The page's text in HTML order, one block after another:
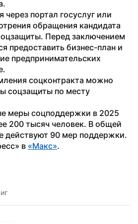
через портал госуслуг или
обращения кандидата
Перед заключением
предоставить бизнес-план и
предпринимательских
соцзащиты по месту
меры соцподдержки в 2025
200 тысяч человек. В общей
действуют 90 мер поддержки.
в «Mакс».